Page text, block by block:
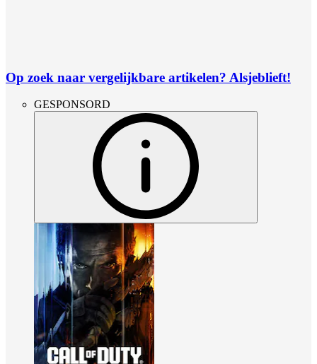
Op zoek naar vergelijkbare artikelen? Alsjeblieft!
GESPONSORD